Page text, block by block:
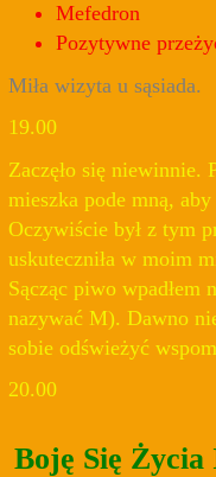
Mefedron
Pozytywne
Miła wizyta u sąsiada.
19.00
Zaczęło się niewinnie.
mieszka pode mną,
Oczywiście był z tym
uskuteczniła w moim
Sącząc piwo wpadłem
nazywać M). Dawno
sobie odświeżyć
20.00
Boję Się